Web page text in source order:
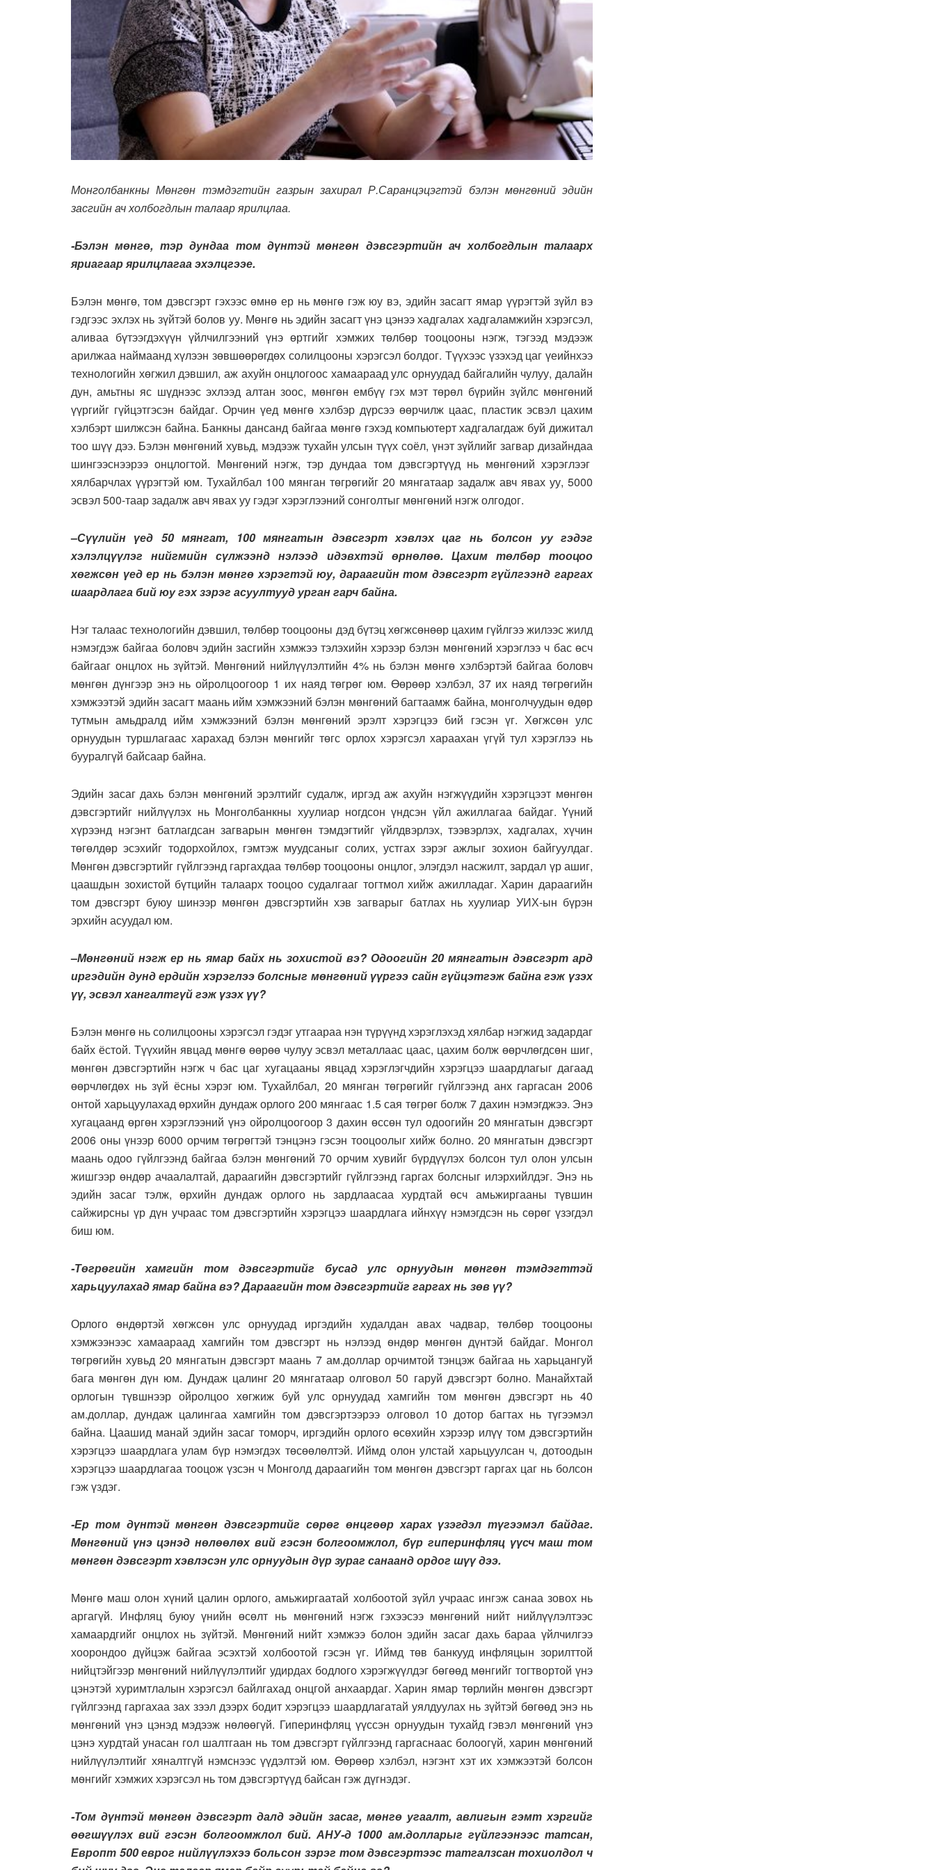
Монголбанкны Мөнгөн тэмдэгтийн газрын захирал Р.Саранцэцэгтэй бэлэн мөнгөний эдийн
засгийн ач холбогдлын талаар ярилцлаа.
-Бэлэн мөнгө, тэр дундаа том дүнтэй мөнгөн дэвсгэртийн ач холбогдлын талаарх
яриагаар ярилцлагаа эхэлцгээе.
Бэлэн мөнгө, том дэвсгэрт гэхээс өмнө ер нь мөнгө гэж юу вэ, эдийн засагт ямар үүрэгтэй зүйл вэ
гэдгээс эхлэх нь зүйтэй болов уу. Мөнгө нь эдийн засагт үнэ цэнээ хадгалах хадгаламжийн хэрэгсэл,
аливаа бүтээгдэхүүн үйлчилгээний үнэ өртгийг хэмжих төлбөр тооцооны нэгж, тэгээд мэдээж
арилжаа наймаанд хүлээн зөвшөөрөгдөх солилцооны хэрэгсэл болдог. Түүхээс үзэхэд цаг үеийнхээ
технологийн хөгжил дэвшил, аж ахуйн онцлогоос хамаараад улс орнуудад байгалийн чулуу, далайн
дун, амьтны яс шүднээс эхлээд алтан зоос, мөнгөн ембүү гэх мэт төрөл бүрийн зүйлс мөнгөний
үүргийг гүйцэтгэсэн байдаг. Орчин үед мөнгө хэлбэр дүрсээ өөрчилж цаас, пластик эсвэл цахим
хэлбэрт шилжсэн байна. Банкны дансанд байгаа мөнгө гэхэд компьютерт хадгалагдаж буй дижитал
тоо шүү дээ. Бэлэн мөнгөний хувьд, мэдээж тухайн улсын түүх соёл, үнэт зүйлийг загвар дизайндаа
шингээснээрээ онцлогтой. Мөнгөний нэгж, тэр дундаа том дэвсгэртүүд нь мөнгөний хэрэглээг
хялбарчлах үүрэгтэй юм. Тухайлбал 100 мянган төгрөгийг 20 мянгатаар задалж авч явах уу, 5000
эсвэл 500-таар задалж авч явах уу гэдэг хэрэглээний сонголтыг мөнгөний нэгж олгодог.
–Сүүлийн үед 50 мянгат, 100 мянгатын дэвсгэрт хэвлэх цаг нь болсон уу гэдэг
хэлэлцүүлэг нийгмийн сүлжээнд нэлээд идэвхтэй өрнөлөө. Цахим төлбөр тооцоо
хөгжсөн үед ер нь бэлэн мөнгө хэрэгтэй юу, дараагийн том дэвсгэрт гүйлгээнд гаргах
шаардлага бий юу гэх зэрэг асуултууд урган гарч байна.
Нэг талаас технологийн дэвшил, төлбөр тооцооны дэд бүтэц хөгжсөнөөр цахим гүйлгээ жилээс жилд
нэмэгдэж байгаа боловч эдийн засгийн хэмжээ тэлэхийн хэрээр бэлэн мөнгөний хэрэглээ ч бас өсч
байгааг онцлох нь зүйтэй. Мөнгөний нийлүүлэлтийн 4% нь бэлэн мөнгө хэлбэртэй байгаа боловч
мөнгөн дүнгээр энэ нь ойролцоогоор 1 их наяд төгрөг юм. Өөрөөр хэлбэл, 37 их наяд төгрөгийн
хэмжээтэй эдийн засагт маань ийм хэмжээний бэлэн мөнгөний багтаамж байна, монголчуудын өдөр
тутмын амьдралд ийм хэмжээний бэлэн мөнгөний эрэлт хэрэгцээ бий гэсэн үг. Хөгжсөн улс
орнуудын туршлагаас харахад бэлэн мөнгийг төгс орлох хэрэгсэл хараахан үгүй тул хэрэглээ нь
бууралгүй байсаар байна.
Эдийн засаг дахь бэлэн мөнгөний эрэлтийг судалж, иргэд аж ахуйн нэгжүүдийн хэрэгцээт мөнгөн
дэвсгэртийг нийлүүлэх нь Монголбанкны хуулиар ногдсон үндсэн үйл ажиллагаа байдаг. Үүний
хүрээнд нэгэнт батлагдсан загварын мөнгөн тэмдэгтийг үйлдвэрлэх, тээвэрлэх, хадгалах, хүчин
төгөлдөр эсэхийг тодорхойлох, гэмтэж муудсаныг солих, устгах зэрэг ажлыг зохион байгуулдаг.
Мөнгөн дэвсгэртийг гүйлгээнд гаргахдаа тѳлбѳр тооцооны онцлог, элэгдэл насжилт, зардал үр ашиг,
цаашдын зохистой бүтцийн талаарх тооцоо судалгааг тогтмол хийж ажилладаг. Харин дараагийн
том дэвсгэрт буюу шинээр мөнгөн дэвсгэртийн хэв загварыг батлах нь хуулиар УИХ-ын бүрэн
эрхийн асуудал юм.
–Мөнгөний нэгж ер нь ямар байх нь зохистой вэ? Одоогийн 20 мянгатын дэвсгэрт ард
иргэдийн дунд ердийн хэрэглээ болсныг мөнгөний үүргээ сайн гүйцэтгэж байна гэж үзэх
үү, эсвэл хангалтгүй гэж үзэх үү?
Бэлэн мөнгө нь солилцооны хэрэгсэл гэдэг утгаараа нэн түрүүнд хэрэглэхэд хялбар нэгжид задардаг
байх ёстой. Түүхийн явцад мөнгө өөрөө чулуу эсвэл металлаас цаас, цахим болж өөрчлөгдсөн шиг,
мөнгөн дэвсгэртийн нэгж ч бас цаг хугацааны явцад хэрэглэгчдийн хэрэгцээ шаардлагыг дагаад
өөрчлөгдөх нь зүй ёсны хэрэг юм. Тухайлбал, 20 мянган төгрөгийг гүйлгээнд анх гаргасан 2006
онтой харьцуулахад өрхийн дундаж орлого 200 мянгаас 1.5 сая төгрөг болж 7 дахин нэмэгджээ. Энэ
хугацаанд өргөн хэрэглээний үнэ ойролцоогоор 3 дахин өссөн тул одоогийн 20 мянгатын дэвсгэрт
2006 оны үнээр 6000 орчим төгрөгтэй тэнцэнэ гэсэн тооцоолыг хийж болно. 20 мянгатын дэвсгэрт
маань одоо гүйлгээнд байгаа бэлэн мөнгөний 70 орчим хувийг бүрдүүлэх болсон тул олон улсын
жишгээр өндөр ачаалалтай, дараагийн дэвсгэртийг гүйлгээнд гаргах болсныг илэрхийлдэг. Энэ нь
эдийн засаг тэлж, өрхийн дундаж орлого нь зардлаасаа хурдтай өсч амьжиргааны түвшин
сайжирсны үр дүн учраас том дэвсгэртийн хэрэгцээ шаардлага ийнхүү нэмэгдсэн нь сөрөг үзэгдэл
биш юм.
-Төгрөгийн хамгийн том дэвсгэртийг бусад улс орнуудын мөнгөн тэмдэгттэй
харьцуулахад ямар байна вэ? Дараагийн том дэвсгэртийг гаргах нь зөв үү?
Орлого ѳндѳртэй хѳгжсѳн улс орнуудад иргэдийн худалдан авах чадвар, төлбөр тооцооны
хэмжээнээс хамаараад хамгийн том дэвсгэрт нь нэлээд ѳндѳр мөнгөн дүнтэй байдаг. Монгол
тѳгрѳгийн хувьд 20 мянгатын дэвсгэрт маань 7 ам.доллар орчимтой тэнцэж байгаа нь харьцангуй
бага мөнгөн дүн юм. Дундаж цалинг 20 мянгатаар олговол 50 гаруй дэвсгэрт болно. Манайхтай
орлогын түвшнээр ойролцоо хөгжиж буй улс орнуудад хамгийн том мѳнгѳн дэвсгэрт нь 40
ам.доллар, дундаж цалингаа хамгийн том дэвсгэртээрээ олговол 10 дотор багтах нь түгээмэл
байна. Цаашид манай эдийн засаг томорч, иргэдийн орлого өсөхийн хэрээр илүү том дэвсгэртийн
хэрэгцээ шаардлага улам бүр нэмэгдэх төсөөлөлтэй. Иймд олон улстай харьцуулсан ч, дотоодын
хэрэгцээ шаардлагаа тооцож үзсэн ч Монголд дараагийн том мөнгөн дэвсгэрт гаргах цаг нь болсон
гэж үздэг.
-Ер том дүнтэй мөнгөн дэвсгэртийг сөрөг өнцгөөр харах үзэгдэл түгээмэл байдаг.
Мөнгөний үнэ цэнэд нөлөөлөх вий гэсэн болгоомжлол, бүр гиперинфляц үүсч маш том
мөнгөн дэвсгэрт хэвлэсэн улс орнуудын дүр зураг санаанд ордог шүү дээ.
Мөнгө маш олон хүний цалин орлого, амьжиргаатай холбоотой зүйл учраас ингэж санаа зовох нь
аргагүй. Инфляц буюу үнийн өсөлт нь мөнгөний нэгж гэхээсээ мөнгөний нийт нийлүүлэлтээс
хамаардгийг онцлох нь зүйтэй. Мөнгөний нийт хэмжээ болон эдийн засаг дахь бараа үйлчилгээ
хоорондоо дүйцэж байгаа эсэхтэй холбоотой гэсэн үг. Иймд төв банкууд инфляцын зорилттой
нийцтэйгээр мөнгөний нийлүүлэлтийг удирдах бодлого хэрэгжүүлдэг бөгөөд мөнгийг тогтвортой үнэ
цэнэтэй хуримтлалын хэрэгсэл байлгахад онцгой анхаардаг. Харин ямар төрлийн мөнгөн дэвсгэрт
гүйлгээнд гаргахаа зах зээл дээрх бодит хэрэгцээ шаардлагатай уялдуулах нь зүйтэй бөгөөд энэ нь
мөнгөний үнэ цэнэд мэдээж нөлөөгүй. Гиперинфляц үүссэн орнуудын тухайд гэвэл мѳнгѳний үнэ
цэнэ хурдтай унасан гол шалтгаан нь том дэвсгэрт гүйлгээнд гаргаснаас болоогүй, харин мөнгөний
нийлүүлэлтийг хяналтгүй нэмснээс үүдэлтэй юм. Өөрөөр хэлбэл, нэгэнт хэт их хэмжээтэй болсон
мѳнгийг хэмжих хэрэгсэл нь том дэвсгэртүүд байсан гэж дүгнэдэг.
-Том дүнтэй мѳнгѳн дэвсгэрт далд эдийн засаг, мөнгө угаалт, авлигын гэмт хэргийг
өөгшүүлэх вий гэсэн болгоомжлол бий. АНУ-д 1000 ам.долларыг гүйлгээнээс татсан,
Европт 500 еврог нийлүүлэхээ больсон зэрэг том дэвсгэртээс татгалзсан тохиолдол ч